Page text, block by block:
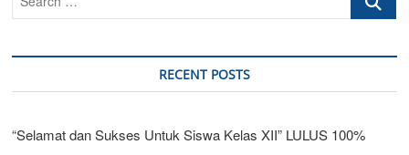
RECENT POSTS
“Selamat dan Sukses Untuk Siswa Kelas XII” LULUS 100%